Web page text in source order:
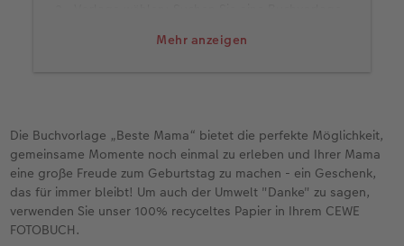
Mehr anzeigen
Ziehen Sie die Vorlage auf den Arbeitsbereich.
Fotowelt Softwarevorinstalliert. Drücken Sie
auf „Mehr herunterladen“, um weitere
attraktive Designs zu downloaden.
Fotos und Texte platzieren: Jetzt müssen Sie
lediglich die Platzhalter füllen. Klicken Sie auf
„Fotos & Videos“, um die passenden Inhalte
Die Buchvorlage „Beste Mama“ bietet die perfekte Möglichkeit,
gemeinsame Momente noch einmal zu erleben und Ihrer Mama
eine große Freude zum Geburtstag zu machen - ein Geschenk,
das für immer bleibt! Um auch der Umwelt "Danke" zu sagen,
verwenden Sie unser 100% recyceltes Papier in Ihrem CEWE
FOTOBUCH.